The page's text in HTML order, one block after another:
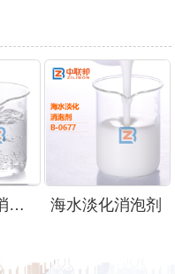
水性木器漆消泡剂 海水淡化消泡剂